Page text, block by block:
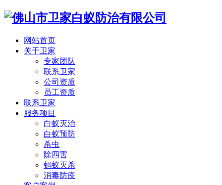
网站首页
关于卫家
专家团队
联系卫家
公司资质
员工资质
联系卫家
服务项目
白蚁灭治
白蚁预防
杀虫
除四害
蚂蚁灭杀
消毒防疫